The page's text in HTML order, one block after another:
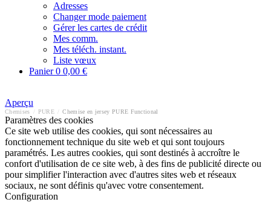
Adresses
Changer mode paiement
Gérer les cartes de crédit
Mes comm.
Mes téléch. instant.
Liste vœux
Panier0 0,00 €
Aperçu
Chemises PURE Chemise en jersey PURE Functional
Paramètres des cookies
Ce site web utilise des cookies, qui sont nécessaires au
fonctionnement technique du site web et qui sont toujours
paramétrés. Les autres cookies, qui sont destinés à accroître le
confort d'utilisation de ce site web, à des fins de publicité directe ou
pour simplifier l'interaction avec d'autres sites web et réseaux
sociaux, ne sont définis qu'avec votre consentement.
Configuration